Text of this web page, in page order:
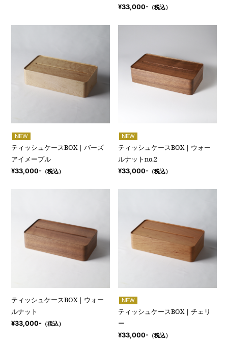
¥33,000- （税込）
NEW
ティッシュケースBOX｜バーズ
アイメープル
¥33,000- （税込）
NEW
ティッシュケースBOX｜ウォー
ルナットno.2
¥33,000- （税込）
ティッシュケースBOX｜ウォー
ルナット
¥33,000- （税込）
NEW
ティッシュケースBOX｜チェリ
ー
¥33,000- （税込）